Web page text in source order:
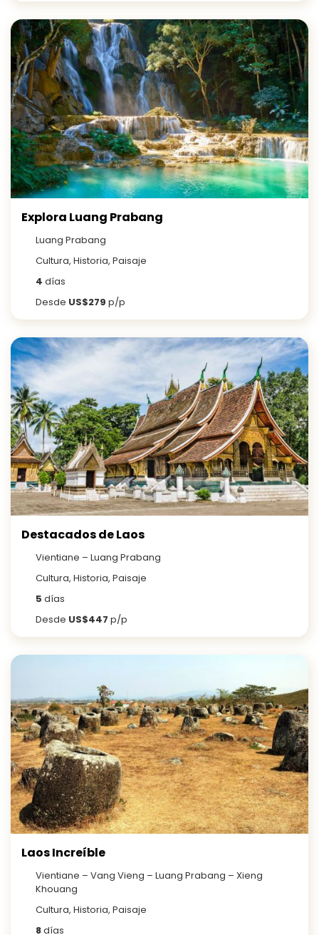
Explora Luang Prabang
Luang Prabang
Cultura, Historia, Paisaje
4 días
Desde US$279 p/p
Destacados de Laos
Vientiane – Luang Prabang
Cultura, Historia, Paisaje
5 días
Desde US$447 p/p
Laos Increíble
Vientiane – Vang Vieng – Luang Prabang – Xieng
Khouang
Cultura, Historia, Paisaje
8días